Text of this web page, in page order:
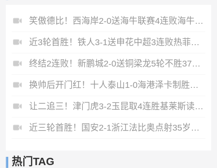
笑傲德比！西海岸2-0送海牛联赛4连败海牛仍垫底西海岸升至第二
近3轮首胜！铁人3-1送申花中超3连败热菲尼奥双响邦本宜裕传射
终结2连败！新鹏城2-0送铜梁龙5轮不胜37岁姜至鹏破门韦斯利建功
换帅后开门红！十人泰山1-0海港泽卡制胜于金永扑点海港三球被吹
让二追三！津门虎3-2玉昆取4连胜基莱斯读秒绝杀萨尔瓦多破门
近三轮首胜！国安2-1浙江法比奥点射35岁张稀哲制胜王钰栋送助攻
热门TAG